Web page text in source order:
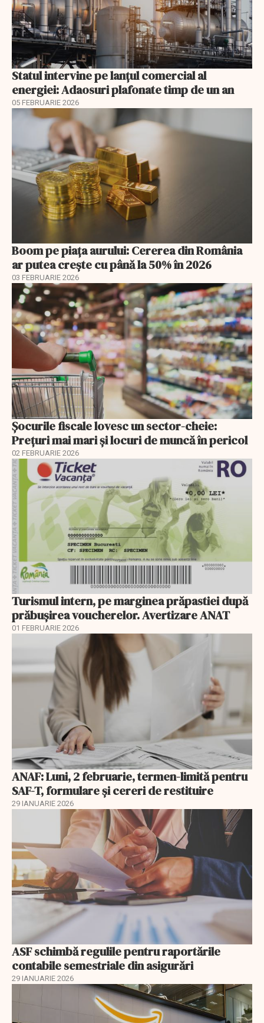
Statul intervine pe lanțul comercial al
energiei: Adaosuri plafonate timp de un an
05 FEBRUARIE 2026
Boom pe piața aurului: Cererea din România
ar putea crește cu până la 50% în 2026
03 FEBRUARIE 2026
Șocurile fiscale lovesc un sector-cheie:
Prețuri mai mari și locuri de muncă în pericol
02 FEBRUARIE 2026
Turismul intern, pe marginea prăpastiei după
prăbușirea voucherelor. Avertizare ANAT
01 FEBRUARIE 2026
ANAF: Luni, 2 februarie, termen-limită pentru
SAF-T, formulare și cereri de restituire
29 IANUARIE 2026
ASF schimbă regulile pentru raportările
contabile semestriale din asigurări
29 IANUARIE 2026